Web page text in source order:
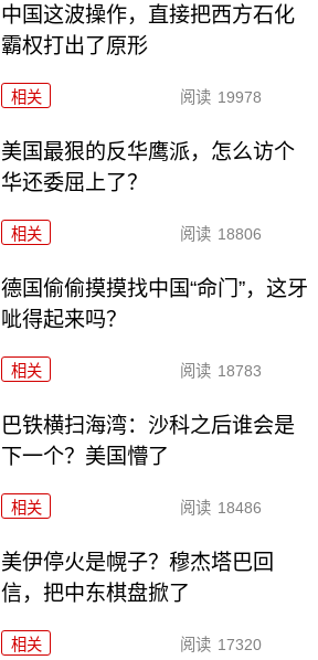
中国这波操作，直接把西方石化
霸权打出了原形
相关 阅读 19978
美国最狠的反华鹰派，怎么访个
华还委屈上了？
相关 阅读 18806
德国偷偷摸摸找中国“命门”，这牙
呲得起来吗？
相关 阅读 18783
巴铁横扫海湾：沙科之后谁会是
下一个？美国懵了
相关 阅读 18486
美伊停火是幌子？穆杰塔巴回
信，把中东棋盘掀了
相关 阅读 17320